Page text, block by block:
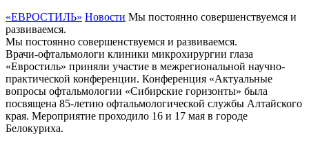
«ЕВРОСТИЛЬ» Новости Мы постоянно совершенствуемся и
развиваемся.
Мы постоянно совершенствуемся и развиваемся.
Врачи-офтальмологи клиники микрохирургии глаза
«Евростиль» приняли участие в межрегиональной научно-
практической конференции. Конференция «Актуальные
вопросы офтальмологии «Сибирские горизонты» была
посвящена 85-летию офтальмологической службы Алтайского
края. Мероприятие проходило 16 и 17 мая в городе
Белокуриха.